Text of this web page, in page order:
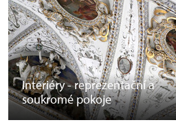
Interiéry - reprezentační a
soukromé pokoje